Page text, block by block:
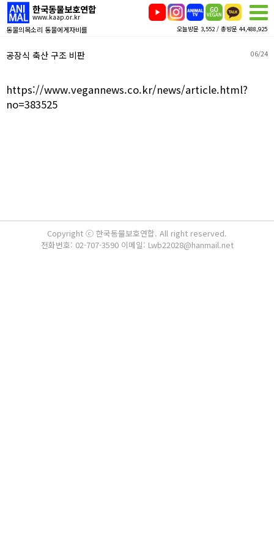
한국동물보호연합
www.kaap.or.kr
동물의목소리 동물에게자비를 오늘방문 3,552 / 총방문 44,488,925
공장식 축산 구조 비판 06/24
https://www.vegannews.co.kr/news/article.html?
no=383525
Copyright ⓒ 한국동물보호연합. All right reserved.
전화번호: 02-707-3590 이메일: Lwb22028@hanmail.net